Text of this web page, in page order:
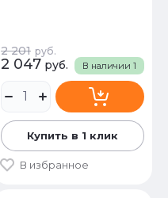
В наличии 1
2 201 руб.
2 047 руб.
Купить в 1 клик
В избранное